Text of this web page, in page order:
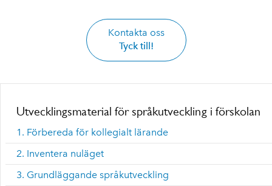
Kontakta oss
Tyck till!
Utvecklingsmaterial för språkutveckling i förskolan
1. Förbereda för kollegialt lärande
2. Inventera nuläget
3. Grundläggande språkutveckling